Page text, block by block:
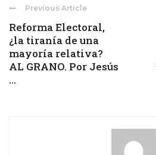
Previous Article
Reforma Electoral,
¿la tiranía de una
mayoría relativa?
AL GRANO. Por Jesús
...